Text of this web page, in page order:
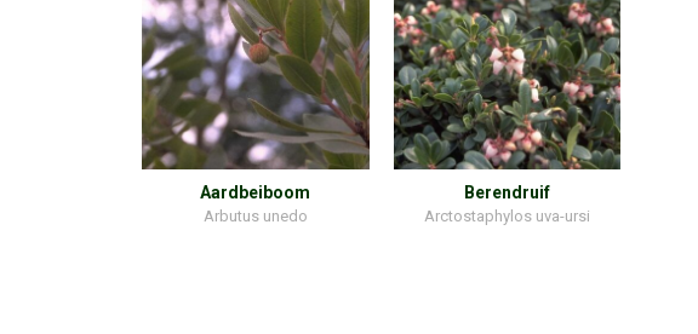
Aardbeiboom
Arbutus unedo
Berendruif
Arctostaphylos uva-ursi